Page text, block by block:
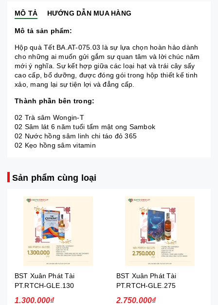
MÔ TẢ HƯỚNG DẪN MUA HÀNG
Mô tả sản phẩm:
Hộp quà Tết BA.AT-075.03 là sự lựa chọn hoàn hảo dành
cho những ai muốn gửi gắm sự quan tâm và lời chúc năm
mới ý nghĩa. Sự kết hợp giữa các loại hạt và trái cây sấy
cao cấp, bổ dưỡng, được đóng gói trong hộp thiết kế tinh
xảo, mang lại sự tiện lợi và đẳng cấp.
Thành phần bên trong:
02 Trà sâm Wongin-T
02 Sâm lát 6 năm tuổi tẩm mật ong Sambok
02 Nước hồng sâm linh chi táo đỏ 365
02 Kẹo hồng sâm vitamin
Sản phẩm cùng loại
BST Xuân Phát Tài
PT.RTCH-GLE.130
1.300.000₫
BST Xuân Phát Tài
PT.RTCH-GLE.275
2.750.000₫